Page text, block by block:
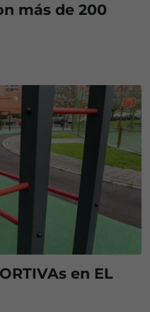
más de 200
en EL